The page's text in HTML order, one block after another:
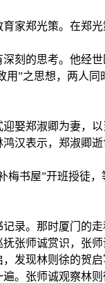
育家郑光策。在郑
刻的思考。他经
”之思想，两人同
娶郑淑卿为妻，
汉表示，郑淑卿
书屋”开班授徒，
录。那时厦门的
张师诚赏识，张师
发现林则徐的贺
。张师诚观察林